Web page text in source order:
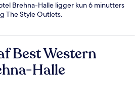
Brehna-Halle ligger kun 6 minutters
The Style Outlets.
Best Western
Halle